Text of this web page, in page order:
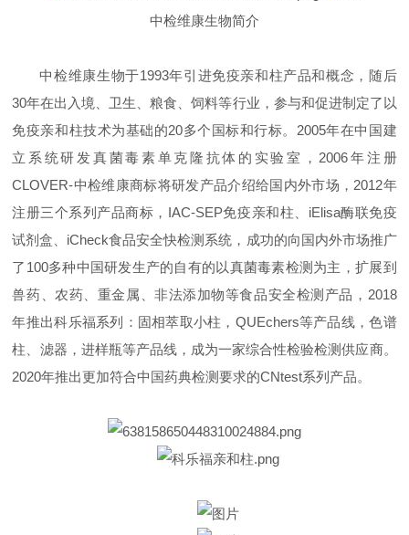
中检维康生物简介
中检维康生物于1993年引进免疫亲和柱产品和概念，随后
30年在出入境、卫生、粮食、饲料等行业，参与和促进制定了以
免疫亲和柱技术为基础的20多个国标和行标。2005年在中国建
立系统研发真菌毒素单克隆抗体的实验室，2006年注册
CLOVER-中检维康商标将研发产品介绍给国内外市场，2012年
注册三个系列产品商标，IAC-SEP免疫亲和柱、iElisa酶联免疫
试剂盒、iCheck食品安全快检测系统，成功的向国内外市场推广
了100多种中国研发生产的自有的以真菌毒素检测为主，扩展到
兽药、农药、重金属、非法添加物等食品安全检测产品，2018
年推出科乐福系列：固相萃取小柱，QUEchers等产品线，色谱
柱、滤器，进样瓶等产品线，成为一家综合性检验检测供应商。
2020年推出更加符合中国药典检测要求的CNtest系列产品。